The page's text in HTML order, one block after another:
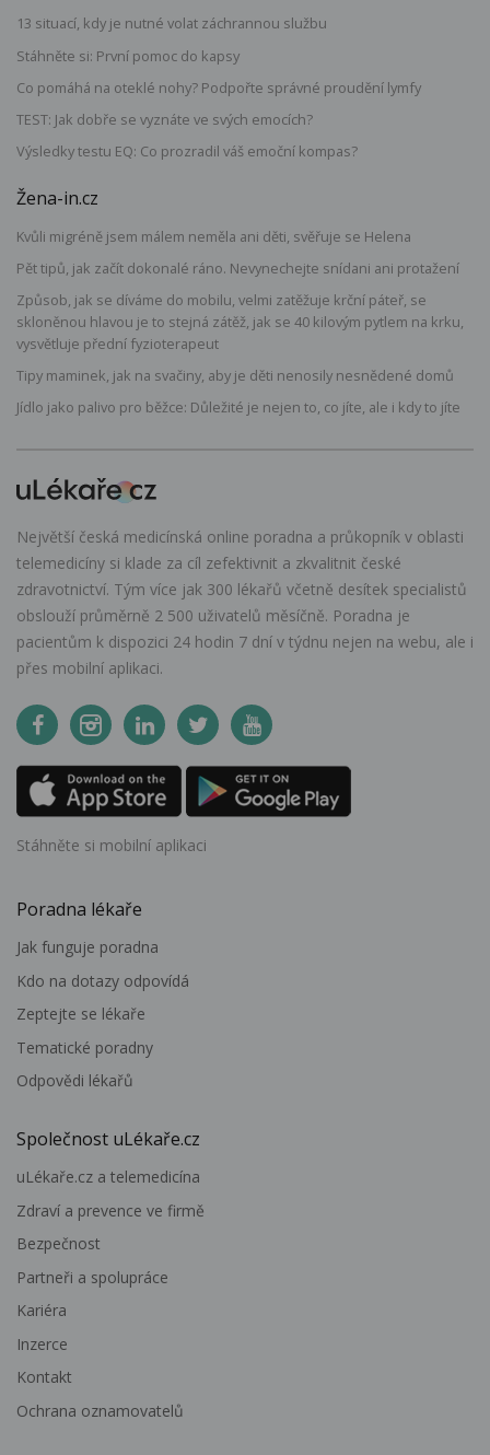
13 situací, kdy je nutné volat záchrannou službu
Stáhněte si: První pomoc do kapsy
Co pomáhá na oteklé nohy? Podpořte správné proudění lymfy
TEST: Jak dobře se vyznáte ve svých emocích?
Výsledky testu EQ: Co prozradil váš emoční kompas?
Žena-in.cz
Kvůli migréně jsem málem neměla ani děti, svěřuje se Helena
Pět tipů, jak začít dokonalé ráno. Nevynechejte snídani ani protažení
Způsob, jak se díváme do mobilu, velmi zatěžuje krční páteř, se
skloněnou hlavou je to stejná zátěž, jak se 40 kilovým pytlem na krku,
vysvětluje přední fyzioterapeut
Tipy maminek, jak na svačiny, aby je děti nenosily nesnědené domů
Jídlo jako palivo pro běžce: Důležité je nejen to, co jíte, ale i kdy to jíte
Největší česká medicínská online poradna a průkopník v oblasti
telemedicíny si klade za cíl zefektivnit a zkvalitnit české
zdravotnictví. Tým více jak 300 lékařů včetně desítek specialistů
obslouží průměrně 2 500 uživatelů měsíčně. Poradna je
pacientům k dispozici 24 hodin 7 dní v týdnu nejen na webu, ale i
přes mobilní aplikaci.
Stáhněte si mobilní aplikaci
Poradna lékaře
Jak funguje poradna
Kdo na dotazy odpovídá
Zeptejte se lékaře
Tematické poradny
Odpovědi lékařů
Společnost uLékaře.cz
uLékaře.cz a telemedicína
Zdraví a prevence ve firmě
Bezpečnost
Partneři a spolupráce
Kariéra
Inzerce
Kontakt
Ochrana oznamovatelů